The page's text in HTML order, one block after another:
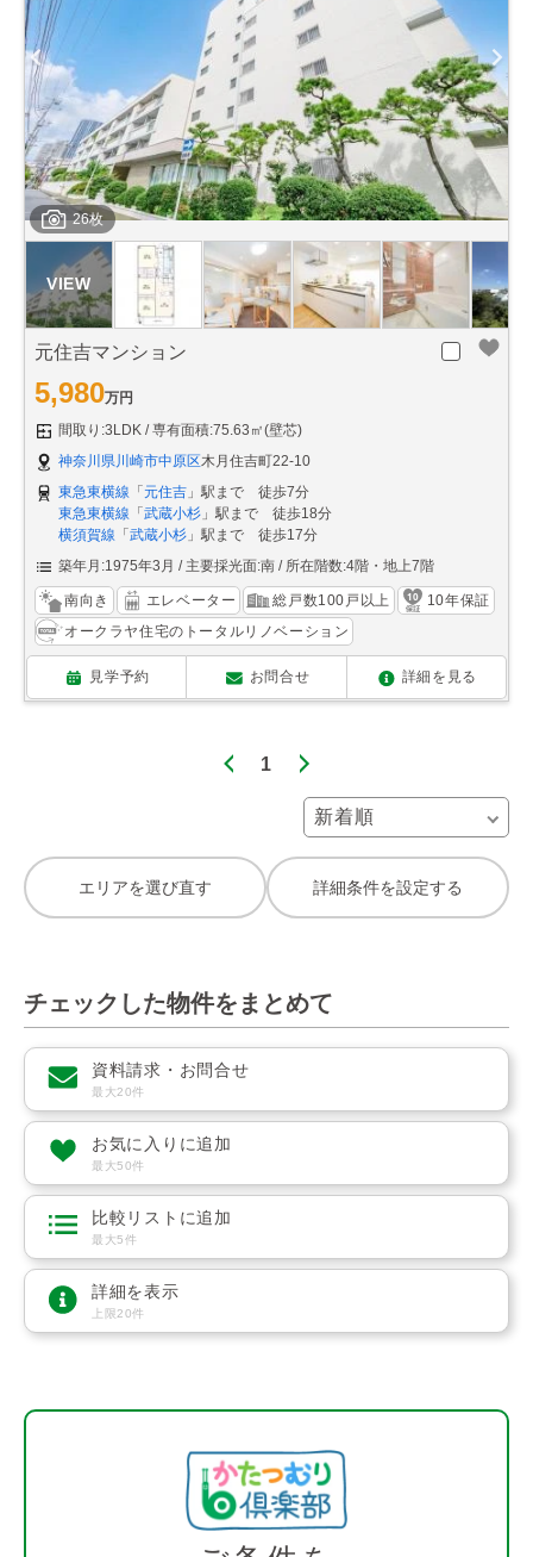
26枚
元住吉マンション
5,980万円
間取り:3LDK
専有面積:75.63㎡(壁芯)
神奈川県川崎市中原区木月住吉町22-10
東急東横線 「元住吉 」駅まで 徒歩7分
東急東横線 「武蔵小杉 」駅まで 徒歩18分
横須賀線 「武蔵小杉 」駅まで 徒歩17分
築年月:1975年3月
主要採光面:南 所在階数:4階・地上7階
南向き エレベーター 総戸数100戸以上
10年保証
オークラヤ住宅のトータルリノベーション
見学予約 お問合せ 詳細を見る
1
エリアを選び直す 詳細条件を設定する
チェックした物件をまとめて
資料請求・お問合せ
最大20件
お気に入りに追加
最大50件
比較リストに追加
最大5件
詳細を表示
上限20件